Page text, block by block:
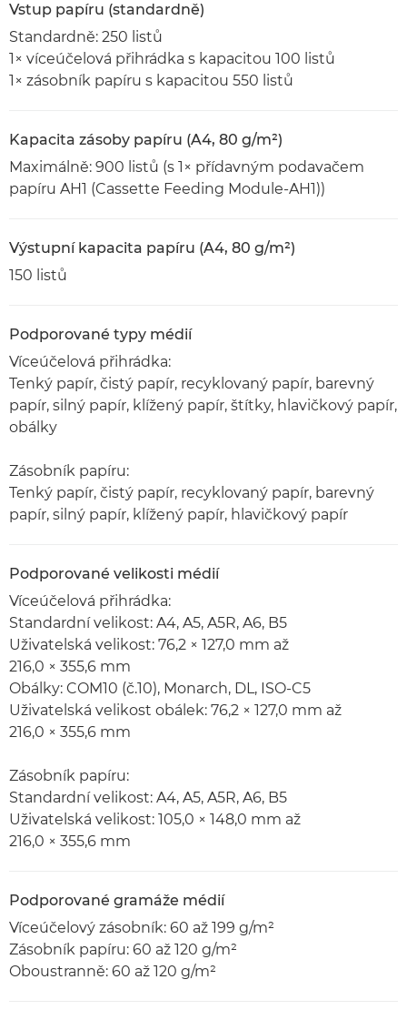
Vstup papíru (standardně)
Standardně: 250 listů
1× víceúčelová přihrádka s kapacitou 100 listů
1× zásobník papíru s kapacitou 550 listů
Kapacita zásoby papíru (A4, 80 g/m²)
Maximálně: 900 listů (s 1× přídavným podavačem
papíru AH1 (Cassette Feeding Module-AH1))
Výstupní kapacita papíru (A4, 80 g/m²)
150 listů
Podporované typy médií
Víceúčelová přihrádka:
Tenký papír, čistý papír, recyklovaný papír, barevný
papír, silný papír, klížený papír, štítky, hlavičkový papír,
obálky
Zásobník papíru:
Tenký papír, čistý papír, recyklovaný papír, barevný
papír, silný papír, klížený papír, hlavičkový papír
Podporované velikosti médií
Víceúčelová přihrádka:
Standardní velikost: A4, A5, A5R, A6, B5
Uživatelská velikost: 76,2 × 127,0 mm až
216,0 × 355,6 mm
Obálky: COM10 (č.10), Monarch, DL, ISO-C5
Uživatelská velikost obálek: 76,2 × 127,0 mm až
216,0 × 355,6 mm
Zásobník papíru:
Standardní velikost: A4, A5, A5R, A6, B5
Uživatelská velikost: 105,0 × 148,0 mm až
216,0 × 355,6 mm
Podporované gramáže médií
Víceúčelový zásobník: 60 až 199 g/m²
Zásobník papíru: 60 až 120 g/m²
Oboustranně: 60 až 120 g/m²